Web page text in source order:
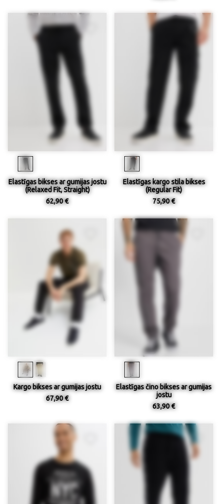
Elastīgas bikses ar gumijas jostu
(Relaxed Fit, Straight)
62,90 €
Elastīgas kargo stila bikses
(Regular Fit)
75,90 €
Kargo bikses ar gumijas jostu
67,90 €
Elastīgas čino bikses ar gumijas
jostu
63,90 €